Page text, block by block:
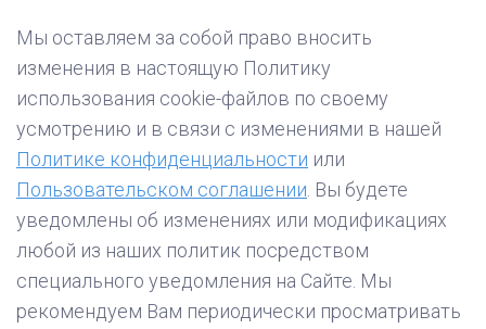
Мы оставляем за собой право вносить
изменения в настоящую Политику
использования cookie-файлов по своему
усмотрению и в связи с изменениями в нашей
Политике конфиденциальности или
Пользовательском соглашении . Вы будете
уведомлены об изменениях или модификациях
любой из наших политик посредством
специального уведомления на Сайте. Мы
рекомендуем Вам периодически просматривать